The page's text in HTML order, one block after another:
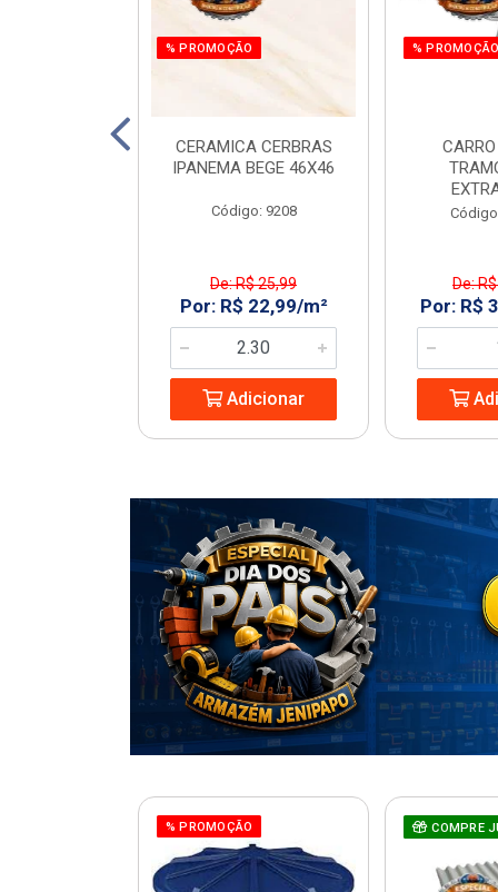
% PROMOÇÃO
CERAMICA CERBRAS
IPANEMA BEGE 46X46
Código: 9208
De: R$ 25,99
Por: R$ 22,99/m²
Adicionar
%
De:
Por: R$
% PROMOÇÃO COMPRE